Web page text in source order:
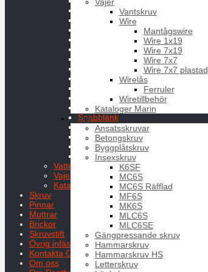
Vantskruv
Wire
Mantågswire
Wire 1x19
Wire 7x19
Wire 7x7
Wire 7x7 plastad
Wirelås
Ferruler
Wiretillbehör
Kataloger Marin
Skruv
Ansatsskruvar
Betongskruv
Byggplåtskruv
Insexskruv
K6SF
MC6S
MC6S Räfflad
MF6S
MK6S
MLC6S
MLC6SE
Gängpressande skruv
Hammarskruv
Hammarskruv HS
Letterskruv
Kapellbeslag
Schackel
Snabblänk
Toggle
Ögelbult
Öglefästen
Ögleskruv
Vatten och bränsle
Vajer
Kataloger Marin
Skruv
Pinnar
Muttrar
Brickor
Skruvstift
Övrig infästning
Kontakta Oss
Om oss